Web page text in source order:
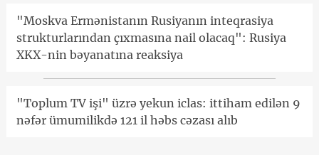
"Moskva Ermənistanın Rusiyanın inteqrasiya
strukturlarından çıxmasına nail olacaq": Rusiya
XKX-nin bəyanatına reaksiya
"Toplum TV işi" üzrə yekun iclas: ittiham edilən 9
nəfər ümumilikdə 121 il həbs cəzası alıb